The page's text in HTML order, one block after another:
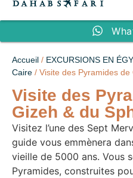
Accueil / EXCURSIONS EN
Caire / Visite des Pyramides
Visite des
Gizeh & du
Visitez l’une des Sept
guide vous emmènera
vieille de 5000 ans. Vous
Pyramides, construites